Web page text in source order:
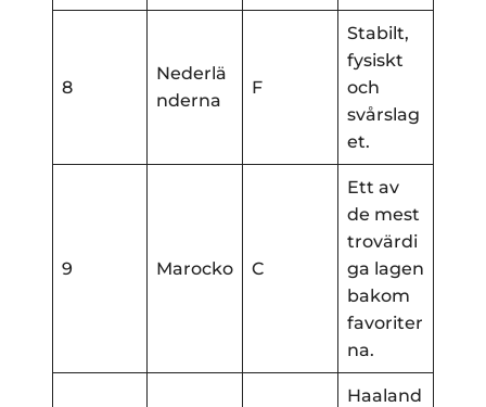
8
Nederlä
nderna
F
Stabilt,
fysiskt
och
svårslag
et.
9 Marocko C
Ett av
de mest
trovärdi
ga lagen
bakom
favoriter
na.
Haaland